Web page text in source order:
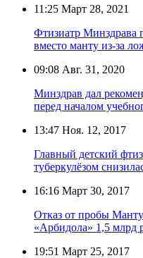
11:25 Март 28, 2021
Фтизиатр Минздрава
вместо манту из-за
09:08 Авг. 31, 2020
Минздрав дал
перед началом
13:47 Ноя. 12, 2017
Главный детский
туберкулёзом
16:16 Март 30, 2017
Отказ от пробы
«Арбидола» 1,5 млрд
19:51 Март 25, 2017